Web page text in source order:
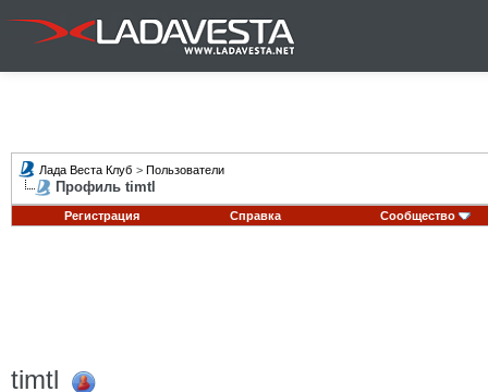
Лада Веста Клуб > Пользователи
Профиль timtl
Регистрация Справка Сообщество
timtl